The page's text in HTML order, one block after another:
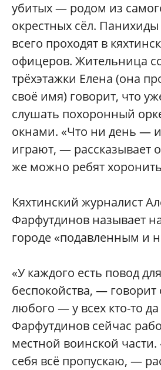
убитых — родом из
окрестных сёл.
всего проходят в
офицеров. Жительница
трёхэтажки Елена (она
своё имя) говорит, что
слушать похоронный
окнами. «Что ни день —
играют, — рассказывает
же можно ребят
Кяхтинский журналист
Фарфутдинов называет
городе «подавленным и
«У каждого есть повод
беспокойства, —
любого — у всех кто-то
Фарфутдинов сейчас
местной воинской части.
себя всё пропускаю, —